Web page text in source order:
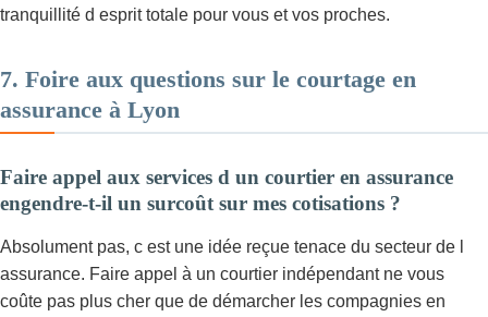
tranquillité d esprit totale pour vous et vos proches.
7. Foire aux questions sur le courtage en
assurance à Lyon
Faire appel aux services d un courtier en assurance
engendre-t-il un surcoût sur mes cotisations ?
Absolument pas, c est une idée reçue tenace du secteur de l
assurance. Faire appel à un courtier indépendant ne vous
coûte pas plus cher que de démarcher les compagnies en